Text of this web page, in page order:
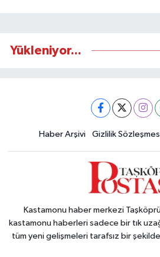
Yükleniyor...
Haber Arşivi Gizlilik
Kastamonu haber merkezi
kastamonu haberleri sadece bir tık
tüm yeni gelişmeleri tarafsız bir